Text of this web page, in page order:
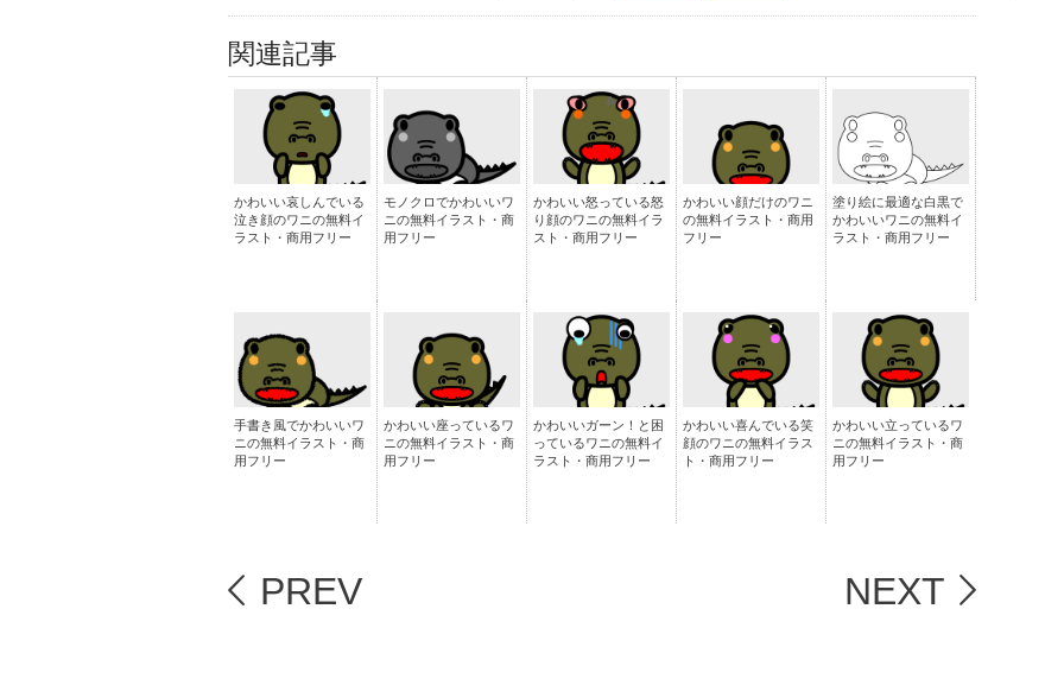
関連記事
かわいい哀しんでいる
泣き顔のワニの無料イ
ラスト・商用フリー
モノクロでかわいいワ
ニの無料イラスト・商
用フリー
かわいい怒っている怒
り顔のワニの無料イラ
スト・商用フリー
かわいい顔だけのワニ
の無料イラスト・商用
フリー
塗り絵に最適な白黒で
かわいいワニの無料イ
ラスト・商用フリー
手書き風でかわいいワ
ニの無料イラスト・商
用フリー
かわいい座っているワ
ニの無料イラスト・商
用フリー
かわいいガーン！と困
っているワニの無料イ
ラスト・商用フリー
かわいい喜んでいる笑
顔のワニの無料イラス
ト・商用フリー
かわいい立っているワ
ニの無料イラスト・商
用フリー
PREV NEXT